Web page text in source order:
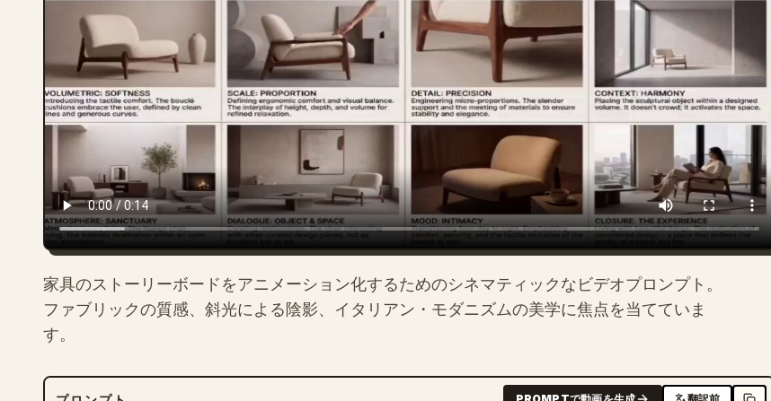
家具のストーリーボードをアニメーション化するためのシネマティックなビデオプロンプト。
ファブリックの質感、斜光による陰影、イタリアン・モダニズムの美学に焦点を当てていま
す。